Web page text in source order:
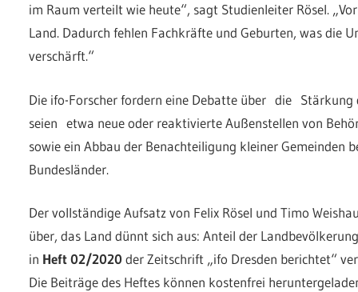
im Raum verteilt wie heute“, sagt Studienleiter Rösel.
Land. Dadurch fehlen Fachkräfte und Geburten, was die
verschärft.“
Die ifo-Forscher fordern eine Debatte über die Stärkung
seien etwa neue oder reaktivierte Außenstellen von
sowie ein Abbau der Benachteiligung kleiner Gemeinden
Bundesländer.
Der vollständige Aufsatz von Felix Rösel und Timo
über, das Land dünnt sich aus: Anteil der
in Heft 02/2020der Zeitschrift „ifo Dresden berichtet“
Die Beiträge des Heftes können kostenfrei